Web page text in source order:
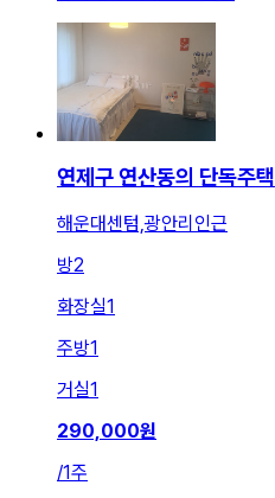
연제구 연산동의 단독주택
해운대센텀,광안리인근
방2
화장실1
주방1
거실1
290,000원
/1주